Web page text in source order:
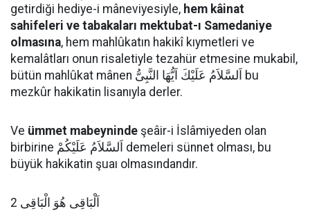
getirdiği hediye-i mâneviyesiyle, hem kâinat
sahifeleri ve tabakaları mektubat-ı Samedaniye
olmasına, hem mahlûkatın hakikî kıymetleri ve
kemalâtları onun risaletiyle tezahür etmesine mukabil,
bütün mahlûkat mânen اَلسَّلاَمُ عَلَيْكَ اَيُّهَا النَّبِىُّ bu
mezkûr hakikatin lisanıyla derler.
Ve ümmet mabeyninde şeâir-i İslâmiyeden olan
birbirine اَلسَّلاَمُ عَلَيْكُمْ demeleri sünnet olması, bu
büyük hakikatin şuaı olmasındandır.
اَلْبَاقِى هُوَ الْبَاقِى 2